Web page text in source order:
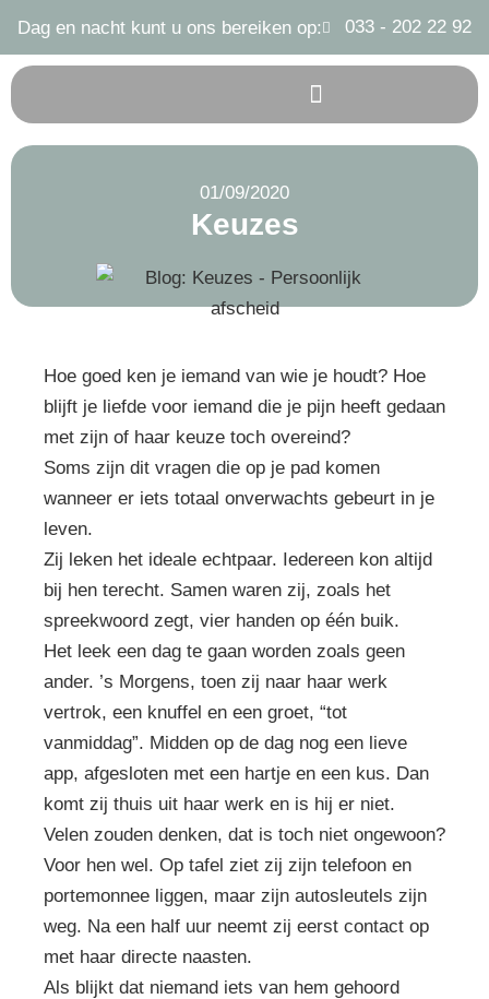
Dag en nacht kunt u ons bereiken op: 033 - 202 22 92
01/09/2020
Keuzes
Hoe goed ken je iemand van wie je houdt? Hoe
blijft je liefde voor iemand die je pijn heeft gedaan
met zijn of haar keuze toch overeind?
Soms zijn dit vragen die op je pad komen
wanneer er iets totaal onverwachts gebeurt in je
leven.
Zij leken het ideale echtpaar. Iedereen kon altijd
bij hen terecht. Samen waren zij, zoals het
spreekwoord zegt, vier handen op één buik.
Het leek een dag te gaan worden zoals geen
ander. ’s Morgens, toen zij naar haar werk
vertrok, een knuffel en een groet, “tot
vanmiddag”. Midden op de dag nog een lieve
app, afgesloten met een hartje en een kus. Dan
komt zij thuis uit haar werk en is hij er niet.
Velen zouden denken, dat is toch niet ongewoon?
Voor hen wel. Op tafel ziet zij zijn telefoon en
portemonnee liggen, maar zijn autosleutels zijn
weg. Na een half uur neemt zij eerst contact op
met haar directe naasten.
Als blijkt dat niemand iets van hem gehoord